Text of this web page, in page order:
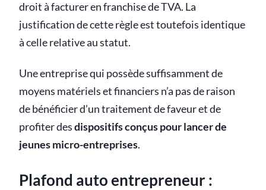
droit à facturer en franchise de TVA. La
justification de cette règle est toutefois identique
à celle relative au statut.
Une entreprise qui possède suffisamment de
moyens matériels et financiers n’a pas de raison
de bénéficier d’un traitement de faveur et de
profiter desdispositifs conçus pour lancer de
jeunes micro-entreprises.
Plafond auto entrepreneur :